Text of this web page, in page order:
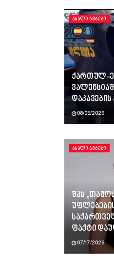
ᲐᲮᲐᲚᲘ ᲐᲛᲑᲔᲑᲘ
ქართულ-
დაკავების
08/05/2026
ᲐᲮᲐᲚᲘ ᲐᲛᲑᲔᲑᲘ
შპს
ფაქტი
07/17/2026